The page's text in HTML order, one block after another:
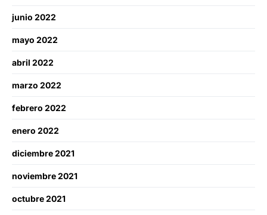
junio 2022
mayo 2022
abril 2022
marzo 2022
febrero 2022
enero 2022
diciembre 2021
noviembre 2021
octubre 2021